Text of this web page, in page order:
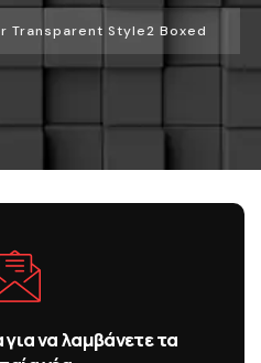
Transparent Style2 Boxed
να λαμβάνετε τα